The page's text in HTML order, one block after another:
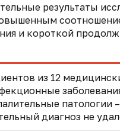
результаты
и короткой
из 12
патологии
диагноз не